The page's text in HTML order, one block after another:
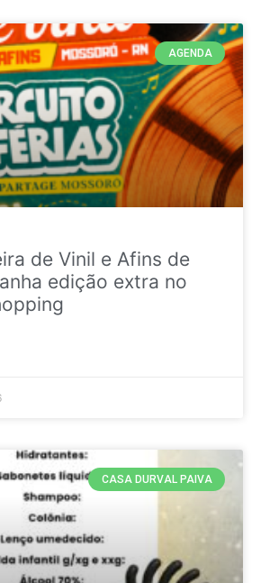
AGENDA
de Vinil e Afins de
edição extra no
CASA DURVAL PAIVA